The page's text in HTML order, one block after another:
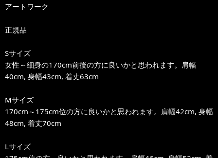
アートワーク
正規品
Sサイズ
女性～細身の170cm前後の方に良いかと思われます。肩幅
40cm, 身幅43cm, 着丈63cm
Mサイズ
170cm～175cm位の方に良いかと思われます。肩幅42cm, 身幅
48cm, 着丈70cm
Lサイズ